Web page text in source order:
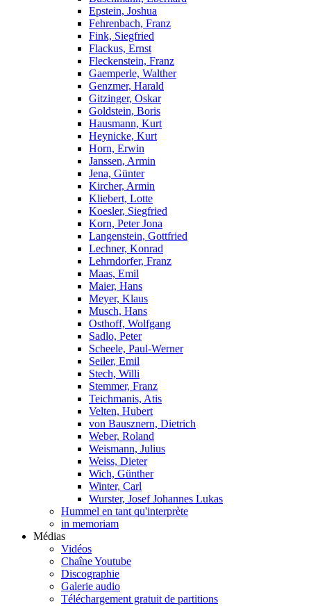
Epstein, Joshua
Fehrenbach, Franz
Fink, Siegfried
Flackus, Ernst
Fleckenstein, Franz
Gaemperle, Walther
Genzmer, Harald
Gitzinger, Oskar
Goldstein, Boris
Hausmann, Kurt
Heynicke, Kurt
Horn, Erwin
Janssen, Armin
Jena, Günter
Kircher, Armin
Kliebert, Lotte
Koesler, Siegfried
Korn, Peter Jona
Langenstein, Gottfried
Lechner, Konrad
Lehrndorfer, Franz
Maas, Emil
Maier, Hans
Meyer, Klaus
Musch, Hans
Osthoff, Wolfgang
Sadlo, Peter
Scheele, Paul-Werner
Seiler, Emil
Stech, Willi
Stemmer, Franz
Teichmanis, Atis
Velten, Hubert
von Bausznern, Dietrich
Weber, Roland
Weismann, Julius
Weiss, Dieter
Wich, Günther
Winter, Carl
Wurster, Josef Johannes Lukas
Hummel en tant qu'interprète
in memoriam
Médias
Vidéos
Chaîne Youtube
Discographie
Galerie audio
Téléchargement gratuit de partitions